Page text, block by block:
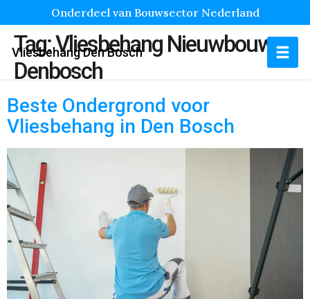
Onderdeel van Bouwsector Nederland
Vliesbehang Den Bosch
Tag:Vliesbehang Nieuwbouw
Denbosch
Beste Ondergrond voor
Vliesbehang in Den Bosch